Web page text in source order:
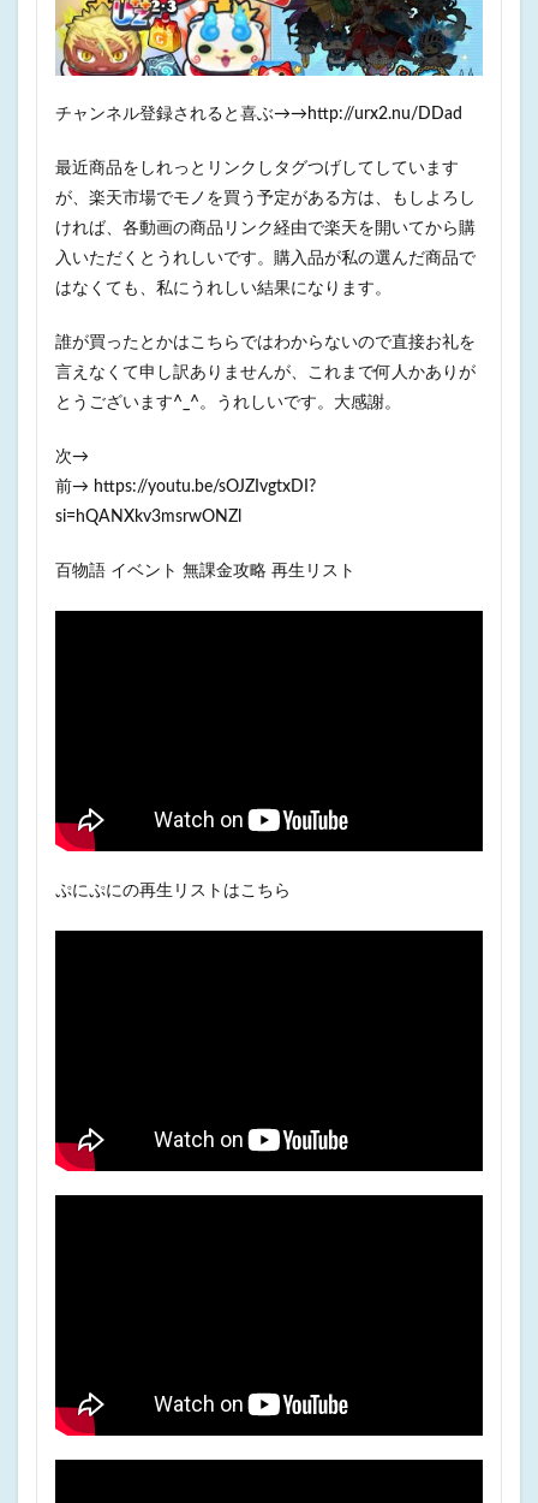
チャンネル登録されると喜ぶ→→http://urx2.nu/DDad
最近商品をしれっとリンクしタグつげしてしています
が、楽天市場でモノを買う予定がある方は、もしよろし
ければ、各動画の商品リンク経由で楽天を開いてから購
入いただくとうれしいです。購入品が私の選んだ商品で
はなくても、私にうれしい結果になります。
誰が買ったとかはこちらではわからないので直接お礼を
言えなくて申し訳ありませんが、これまで何人かありが
とうございます^_^。うれしいです。大感謝。
次→
前→ https://youtu.be/sOJZIvgtxDI?
si=hQANXkv3msrwONZl
百物語 イベント 無課金攻略 再生リスト
ぷにぷにの再生リストはこちら